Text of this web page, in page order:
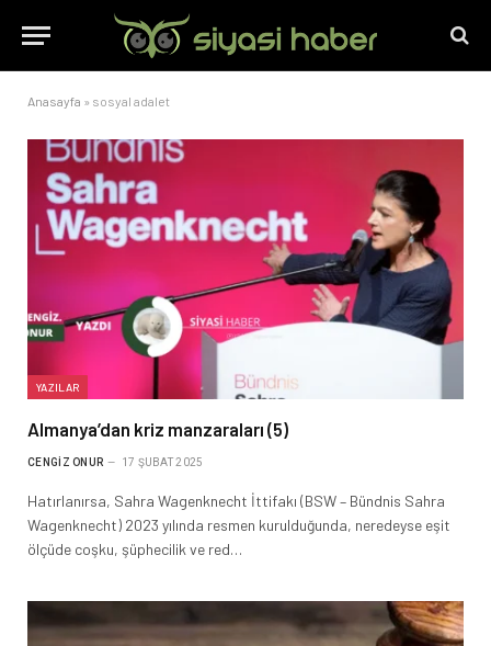
Anasayfa » sosyal adalet
YAZILAR
Almanya’dan kriz manzaraları (5)
CENGIZ ONUR 17 ŞUBAT 2025
Hatırlanırsa, Sahra Wagenknecht İttifakı (BSW – Bündnis Sahra
Wagenknecht) 2023 yılında resmen kurulduğunda, neredeyse eşit
ölçüde coşku, şüphecilik ve red…